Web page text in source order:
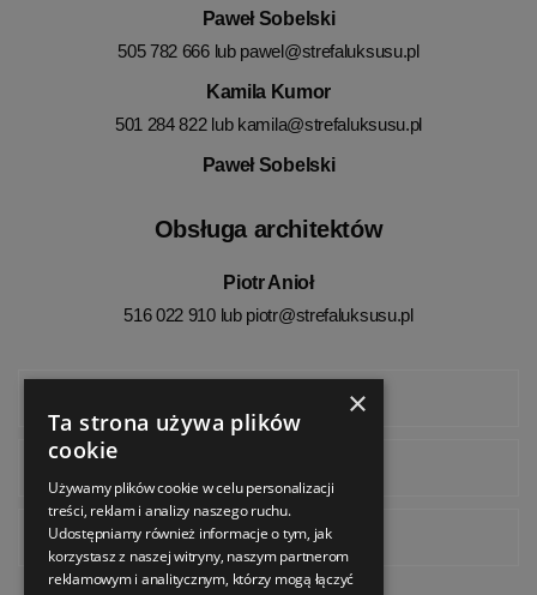
Paweł Sobelski
505 782 666 lub pawel@strefaluksusu.pl
Kamila Kumor
501 284 822 lub kamila@strefaluksusu.pl
Paweł Sobelski
Obsługa architektów
Piotr Anioł
516 022 910 lub piotr@strefaluksusu.pl
Pinterest
×
Ta strona używa plików
cookie
Używamy plików cookie w celu personalizacji
treści, reklam i analizy naszego ruchu.
Udostępniamy również informacje o tym, jak
korzystasz z naszej witryny, naszym partnerom
reklamowym i analitycznym, którzy mogą łączyć